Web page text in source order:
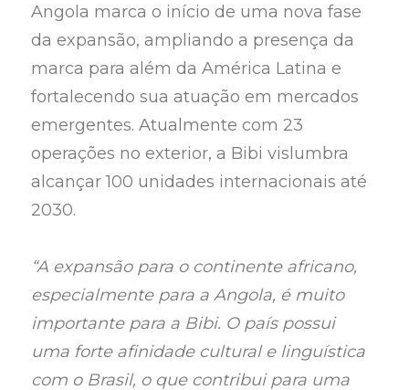
Angola marca o início de uma nova fase
da expansão, ampliando a presença da
marca para além da América Latina e
fortalecendo sua atuação em mercados
emergentes. Atualmente com 23
operações no exterior, a Bibi vislumbra
alcançar 100 unidades internacionais até
2030.
“A expansão para o continente africano,
especialmente para a Angola, é muito
importante para a Bibi. O país possui
uma forte afinidade cultural e linguística
com o Brasil, o que contribui para uma